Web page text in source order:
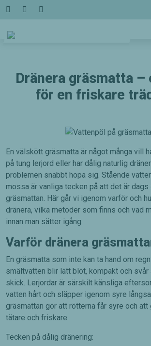
Hoppa
Dränera gräsmatta –
för en friskare
En välskött gräsmatta är något många vill
på tung lerjord eller har dålig naturlig
problemen snabbt hopa sig. Stående
mossa är vanliga tecken på att det är dags
gräsmattan. Här går vi igenom varför och
dränera, vilka metoder som finns och vad
innan man sätter igång.
Varför dränera
En gräsmatta som inte kan ta hand om
smältvatten blir lätt blöt, kompakt och
skick. Lerjordar är särskilt känsliga
vatten hårt och släpper igenom syre
gräsmattan gör att rötterna får syre och att
tätare och friskare.
Tecken på dålig dränering: